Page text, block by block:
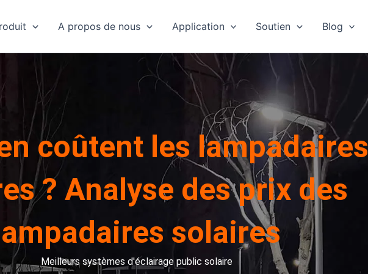
A propos de nous Application Soutien Blog
coûtent les lampadaires
? Analyse des prix des
solaires
Meilleurs systèmes d'éclairage public solaire